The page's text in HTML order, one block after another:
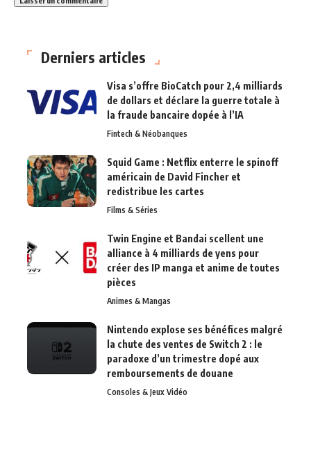
Derniers articles
Visa s’offre BioCatch pour 2,4 milliards
de dollars et déclare la guerre totale à
la fraude bancaire dopée à l’IA
Fintech & Néobanques
Squid Game : Netflix enterre le spinoff
américain de David Fincher et
redistribue les cartes
Films & Séries
Twin Engine et Bandai scellent une
alliance à 4 milliards de yens pour
créer des IP manga et anime de toutes
pièces
Animes & Mangas
Nintendo explose ses bénéfices malgré
la chute des ventes de Switch 2 : le
paradoxe d’un trimestre dopé aux
remboursements de douane
Consoles & Jeux Vidéo